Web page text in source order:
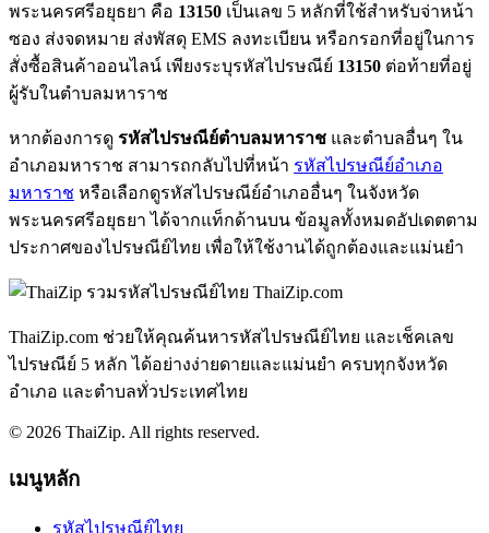
พระนครศรีอยุธยา คือ 13150 เป็นเลข 5 หลักที่ใช้สำหรับจ่าหน้า
ซอง ส่งจดหมาย ส่งพัสดุ EMS ลงทะเบียน หรือกรอกที่อยู่ในการ
สั่งซื้อสินค้าออนไลน์ เพียงระบุรหัสไปรษณีย์ 13150 ต่อท้ายที่อยู่
ผู้รับในตำบลมหาราช
หากต้องการดู รหัสไปรษณีย์ตำบลมหาราช และตำบลอื่นๆ ใน
อำเภอมหาราช สามารถกลับไปที่หน้า รหัสไปรษณีย์อำเภอ
มหาราช หรือเลือกดูรหัสไปรษณีย์อำเภออื่นๆ ในจังหวัด
พระนครศรีอยุธยา ได้จากแท็กด้านบน ข้อมูลทั้งหมดอัปเดตตาม
ประกาศของไปรษณีย์ไทย เพื่อให้ใช้งานได้ถูกต้องและแม่นยำ
ThaiZip.com
ThaiZip.com ช่วยให้คุณค้นหารหัสไปรษณีย์ไทย และเช็คเลข
ไปรษณีย์ 5 หลัก ได้อย่างง่ายดายและแม่นยำ ครบทุกจังหวัด
อำเภอ และตำบลทั่วประเทศไทย
© 2026 ThaiZip. All rights reserved.
เมนูหลัก
รหัสไปรษณีย์ไทย